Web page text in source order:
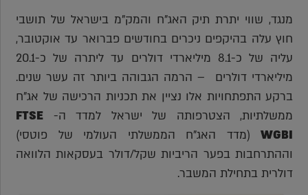
מנגד, שווי יתרת תיק האג"ח והמק"מ בישראל של תושבי
חוץ עלה בהיקפים ניכרים בחודשים פברואר עד אוקטובר,
עליה של כ-8.1 מיליארדי דולרים עד ליתרה של כ-20.1
מיליארדי דולרים – הרמה הגבוהה ביותר זה עשר שנים.
ברקע התפתחויות אלו נציין את תכניות הרכישה של אג"ח
ממשלתיות, הצטרפותה של ישראל למדד ה- FTSE
WGBI (מדד האג"ח הממשלתי העולמי של פוטסי)
וההתרחבות בפער הריביות שקל/דולר בעסקאות הלוואה
דולרית בתחילת המשבר.